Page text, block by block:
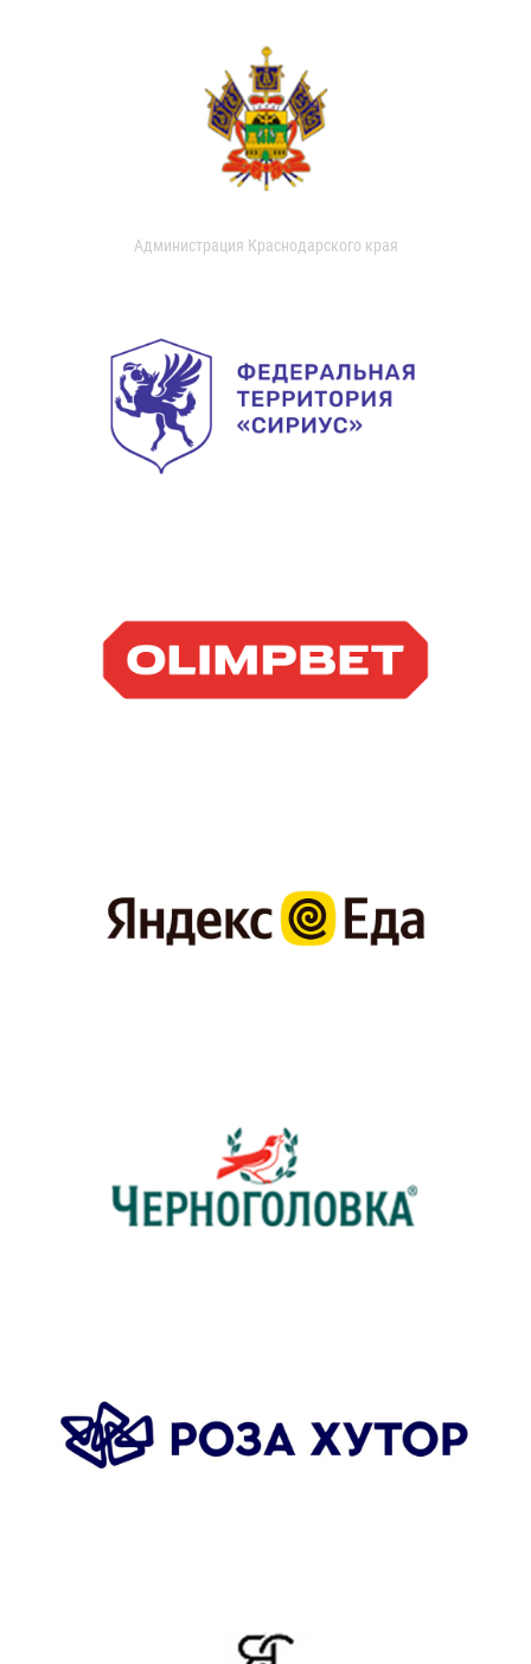
Администрация Краснодарского края